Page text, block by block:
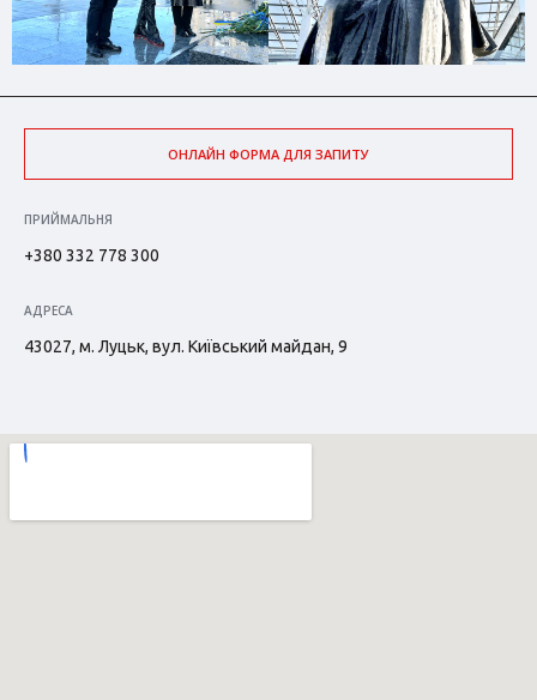
ОНЛАЙН ФОРМА ДЛЯ ЗАПИТУ
ПРИЙМАЛЬНЯ
+380 332 778 300
АДРЕСА
43027, м. Луцьк, вул. Київський майдан, 9